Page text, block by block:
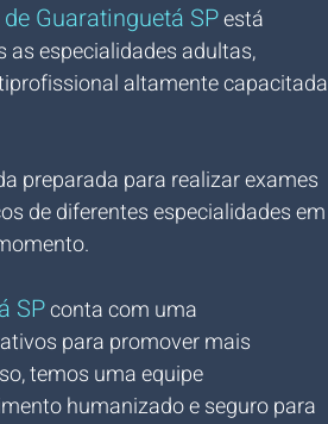
Guaratinguetá SP está
as especialidades adultas,
altamente capacitada
preparada para realizar exames
de diferentes especialidades em
SP conta com uma
para promover mais
temos uma equipe
humanizado e seguro para